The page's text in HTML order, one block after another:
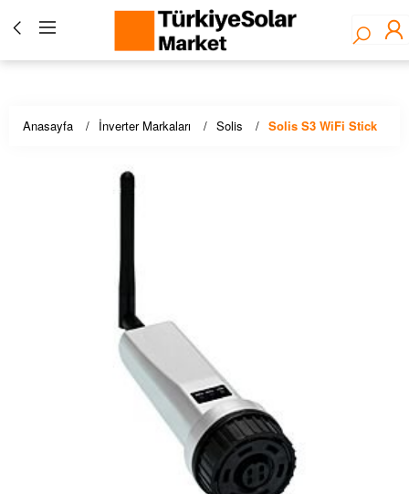
Türkiye Solar Market - Fronius Yetkili Bayisi ☀️ Solar
Panel, İnverter, Lityum Pil, EV Şarj Çözümleri - Stoktan
Hızlı Teslimat!
Anasayfa İnverter Markaları Solis Solis S3 WiFi Stick